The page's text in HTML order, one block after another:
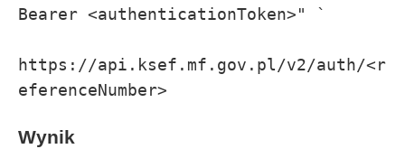
Bearer <authenticationToken>" `
https://api.ksef.mf.gov.pl/v2/auth/<r
eferenceNumber>
Wynik